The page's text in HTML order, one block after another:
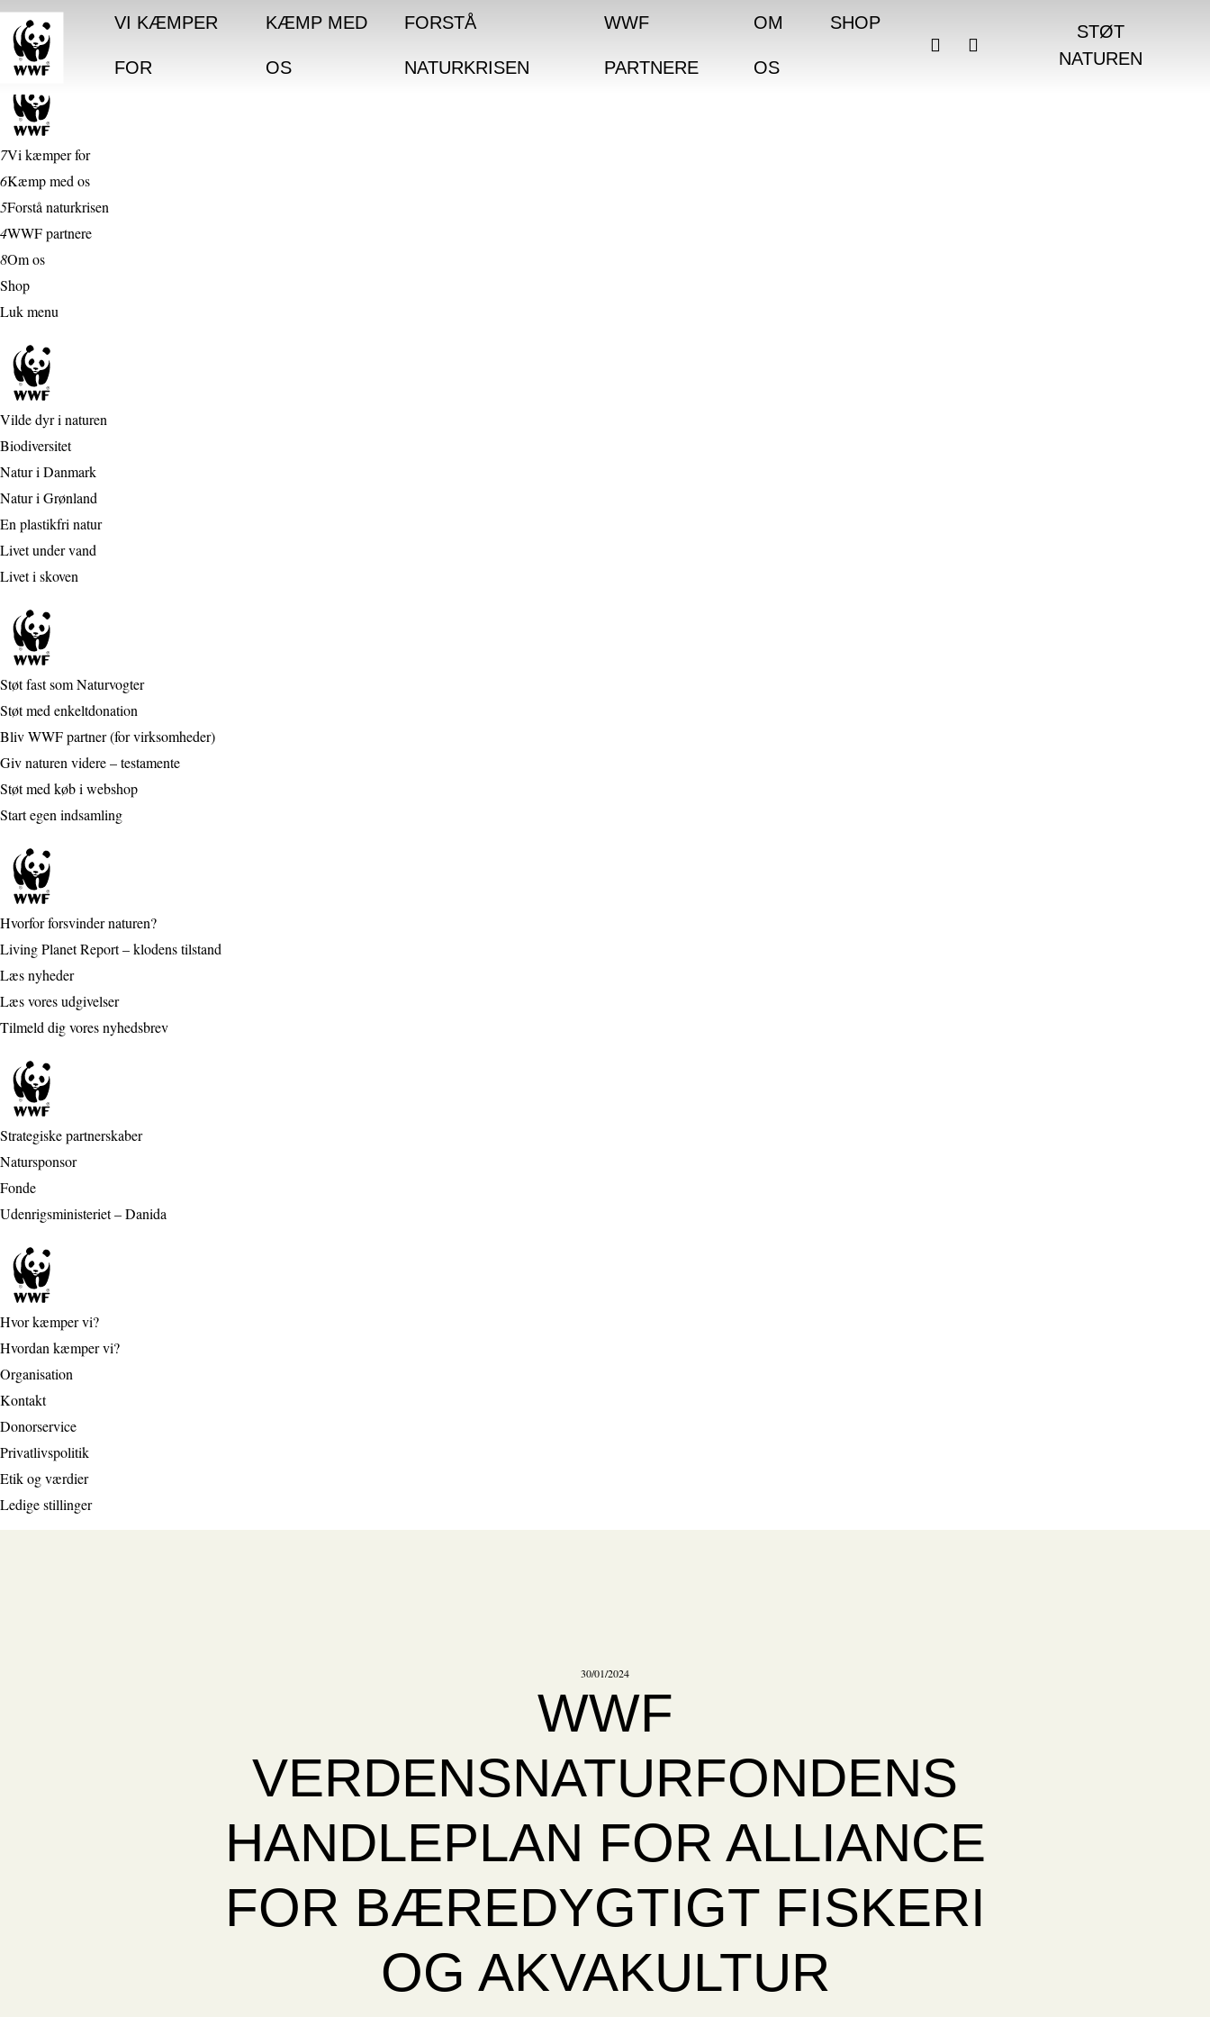
7Vi kæmper for
6Kæmp med os
5Forstå naturkrisen
4WWF partnere
8Om os
Shop
Luk menu
Vilde dyr i naturen
Biodiversitet
Natur i Danmark
Natur i Grønland
En plastikfri natur
Livet under vand
Livet i skoven
Støt fast som Naturvogter
Støt med enkeltdonation
Bliv WWF partner (for virksomheder)
Giv naturen videre – testamente
Støt med køb i webshop
Start egen indsamling
Hvorfor forsvinder naturen?
Living Planet Report – klodens tilstand
Læs nyheder
Læs vores udgivelser
Tilmeld dig vores nyhedsbrev
Strategiske partnerskaber
Natursponsor
Fonde
Udenrigsministeriet – Danida
Hvor kæmper vi?
Hvordan kæmper vi?
Organisation
Kontakt
Donorservice
Privatlivspolitik
Etik og værdier
Ledige stillinger
VI KÆMPER
FOR
KÆMP MED
OS
FORSTÅ
NATURKRISEN
WWF
PARTNERE
OM
OS
SHOP
STØT
NATUREN
30/01/2024
WWF
VERDENSNATURFONDENS
HANDLEPLAN FOR ALLIANCE
FOR BÆREDYGTIGT FISKERI
OG AKVAKULTUR